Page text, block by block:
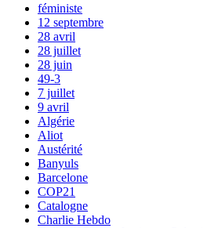
féministe
12 septembre
28 avril
28 juillet
28 juin
49-3
7 juillet
9 avril
Algérie
Aliot
Austérité
Banyuls
Barcelone
COP21
Catalogne
Charlie Hebdo